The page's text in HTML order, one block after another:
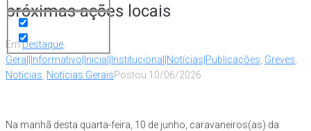
próximas ações locais
EmDestaque
Geral|Informativo|Inicial|Institucional|Notícias|Publicações Greves
Notícias Notícias GeraisPostou 10/06/2026
Na manhã desta quarta-feira, 10 de junho, caravaneiros(as) da